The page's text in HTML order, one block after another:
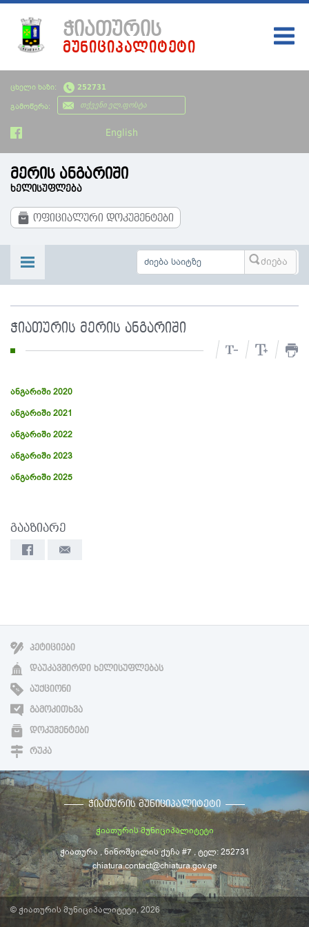
ცხელი ხაზი: 252731
გამოწერა:
English
ᲭᲘᲐᲗᲣᲠᲘᲡ
ᲛᲣᲜᲘᲪᲘᲞᲐᲚᲘᲢᲔᲢᲘ
ᲛᲗᲐᲕᲐᲠᲘ
ᲩᲔᲛᲘ ᲥᲐᲚᲐᲥᲘ
ᲮᲔᲚᲘᲡᲣᲤᲚᲔᲑᲐ
ᲡᲘᲐᲮᲚᲔᲔᲑᲘ
ᲡᲐᲯᲐᲠᲝ ᲘᲜᲤᲝᲠᲛᲐᲪᲘᲐ
ᲡᲮᲕᲐᲓᲐᲡᲮᲕᲐ ᲘᲜᲤᲝᲠᲛᲐᲪᲘᲐ
ᲑᲘᲣᲯᲔᲢᲘ
მერის ანგარიში
ხელისუფლება
ოფიციალური დოკუმენტები
ჭიათურის მერის ანგარიში
ანგარიში 2020
ანგარიში 2021
ანგარიში 2022
ანგარიში 2023
ანგარიში 2025
გააზიარე
ᲞᲔᲢᲘᲪᲘᲔᲑᲘ
ᲓᲐᲣᲙᲐᲕᲨᲘᲠᲓᲘ ᲮᲔᲚᲘᲡᲣᲤᲚᲔᲑᲐᲡ
ᲐᲣᲥᲪᲘᲝᲜᲘ
ᲒᲐᲛᲝᲙᲘᲗᲮᲕᲐ
ᲓᲝᲙᲣᲛᲔᲜᲢᲔᲑᲘ
ᲠᲣᲙᲐ
ᲭᲘᲐᲗᲣᲠᲘᲡ ᲛᲣᲜᲘᲪᲘᲞᲐᲚᲘᲢᲔᲢᲘ
ჭიათურის მუნიციპალიტეტი
ჭიათურა , ნინოშვილის ქუჩა #7 , ტელ: 252731
chiatura.contact@chiatura.gov.ge
© ჭიათურის მუნიციპალიტეტი, 2026